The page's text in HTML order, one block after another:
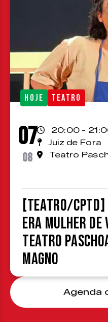
HOJE TEATRO
07
08
20:00 -
Juiz de Fora
Teatro
[TEATRO/
era mulher de
Teatro
Magno
Agenda